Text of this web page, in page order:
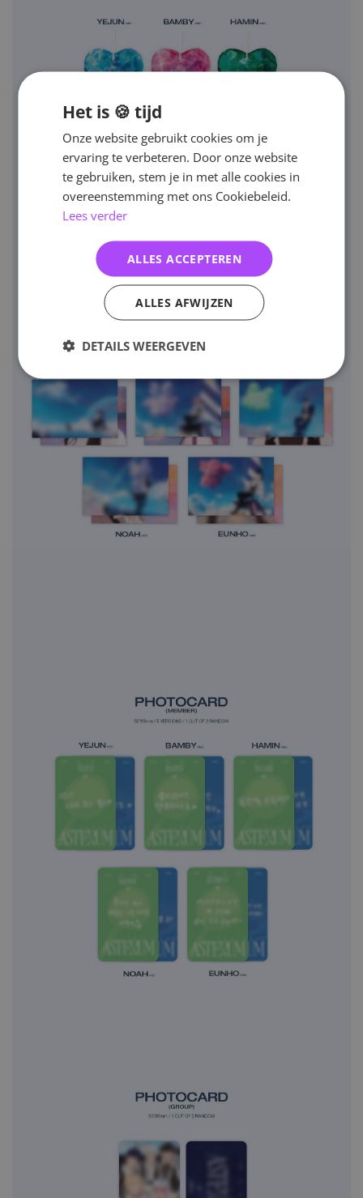
Het is 🍪 tijd
Onze website gebruikt cookies om je
ervaring te verbeteren. Door onze website
te gebruiken, stem je in met alle cookies in
overeenstemming met ons Cookiebeleid.
Lees verder
ALLES ACCEPTEREN
ALLES AFWIJZEN
DETAILS WEERGEVEN